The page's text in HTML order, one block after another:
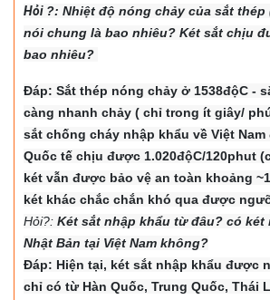
Hỏi ?: Nhiệt độ nóng chảy của sắt thép
nói chung là bao nhiêu? Két sắt chịu
bao nhiêu?
Đáp: Sắt thép nóng chảy ở 1538độC -
càng nhanh chảy ( chỉ trong ít giây/
sắt chống cháy nhập khẩu về Việt
Quốc tế chịu được 1.020độC/120phut
két vẫn được bảo vệ an toàn khoảng
két khác chắc chắn khó qua được
Hỏi?: Két sắt nhập khẩu từ đâu? có két
Nhật Bản tại Việt Nam không?
Đáp: Hiện tại, két sắt nhập khẩu được
chỉ có từ Hàn Quốc, Trung Quốc, Thái